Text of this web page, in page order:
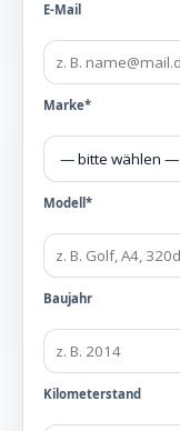
E-Mail
Marke*
Modell*
Baujahr
Kilometerstand